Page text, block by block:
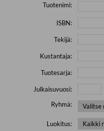
Tuotenimi:
ISBN:
Tekijä:
Kustantaja:
Tuotesarja:
Julkaisuvuosi:
Ryhmä:
Luokitus: